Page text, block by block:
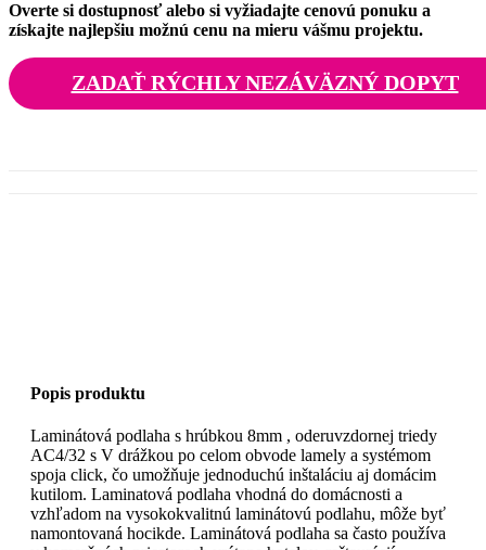
Overte si dostupnosť alebo si vyžiadajte cenovú ponuku a
získajte najlepšiu možnú cenu na mieru vášmu projektu.
ZADAŤ RÝCHLY NEZÁVÄZNÝ DOPYT
Popis produktu
Laminátová podlaha s hrúbkou 8mm , oderuvzdornej triedy
AC4/32 s V drážkou po celom obvode lamely a systémom
spoja click, čo umožňuje jednoduchú inštaláciu aj domácim
kutilom. Laminatová podlaha vhodná do domácnosti a
vzhľadom na vysokokvalitnú laminátovú podlahu, môže byť
namontovaná hocikde. Laminátová podlaha sa často používa